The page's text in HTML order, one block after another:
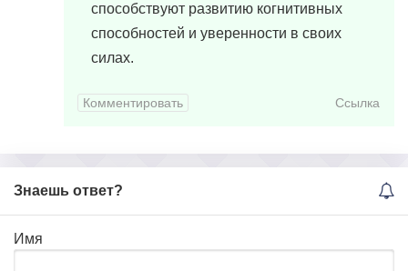
способствуют развитию когнитивных
способностей и уверенности в своих
силах.
Комментировать Ссылка
Знаешь ответ?
Имя